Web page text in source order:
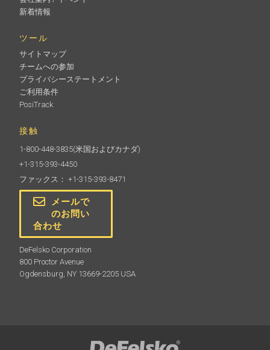
認定厚み規格
膜厚計の精度や動作を検証します。NISTまたはPTBにト
レーサブルな測定精度で、ISO/QS-9000および社内品質
管理要件を満たすための重要なコンポーネントです。
新着情報
ツール
サイトマップ
チームへの参加
プライバシーステートメント
ご利用条件
PosiTrack
接触
1-800-448-3835(米国およびカナダ)
+1-315-393-4450
ファックス： +1-315-393-8471
メールで
のお問い
合わせ
DeFelsko Corporation
800 Proctor Avenue
Ogdensburg, NY 13669-2205 USA